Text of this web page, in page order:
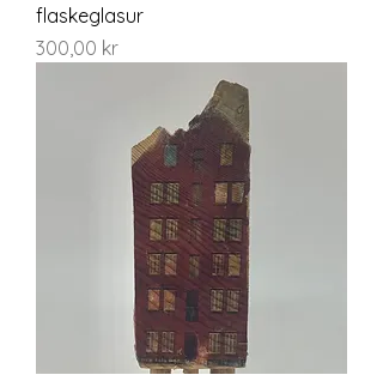
flaskeglasur
Pris
300,00 kr